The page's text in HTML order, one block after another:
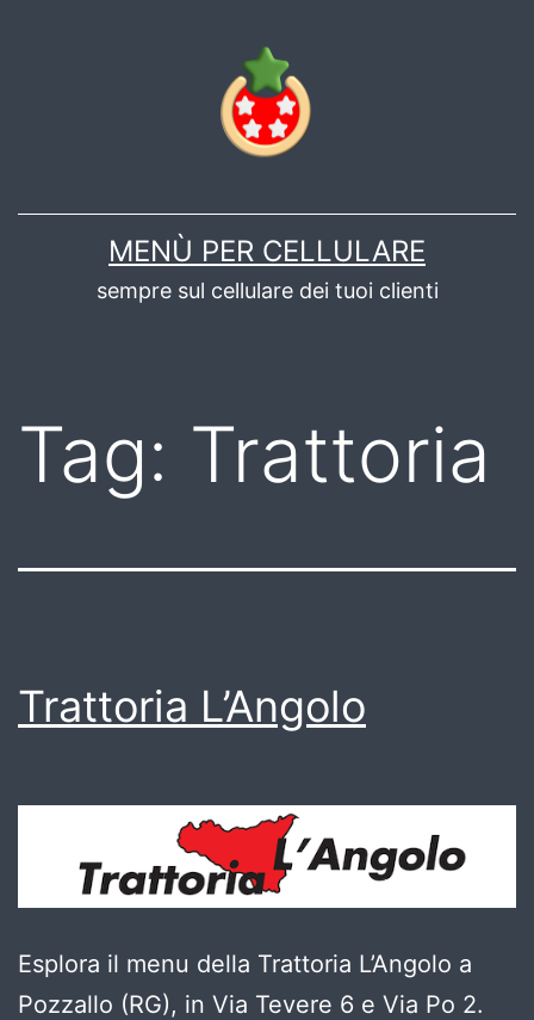
MENÙ PER CELLULARE
sempre sul cellulare dei tuoi clienti
Tag: Trattoria
Trattoria L’Angolo
Esplora il menu della Trattoria L’Angolo a
Pozzallo (RG), in Via Tevere 6 e Via Po 2.